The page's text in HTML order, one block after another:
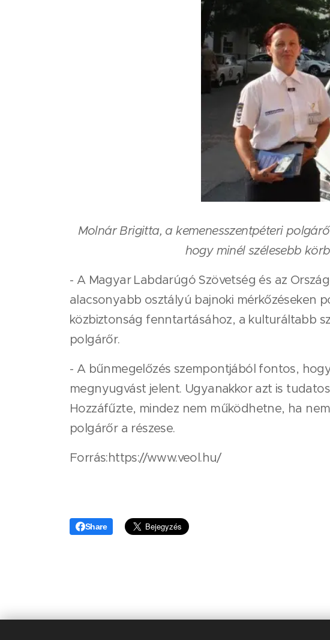
Molnár Brigitta, a kemenesszentpéteri
hogy minél szélesebb
- A Magyar Labdarúgó Szövetség és az
alacsonyabb osztályú bajnoki mérkőzéseken
közbiztonság fenntartásához, a kulturáltabb
polgárőr.
- A bűnmegelőzés szempontjából fontos,
megnyugvást jelent. Ugyanakkor azt is
Hozzáfűzte, mindez nem működhetne, ha
polgárőr a részese.
Forrás:https://www.veol.hu/
Share